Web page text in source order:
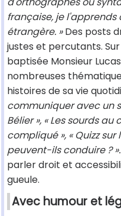
française, je
étrangère. »Des posts
justes et percutants.
baptisée Monsieur
nombreuses
histoires de sa vie
communiquer avec un
Bélier », « Les sourds au
compliqué », « Quizz
peuvent-ils conduire ?
parler droit et
gueule.
Avec humour et